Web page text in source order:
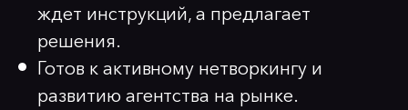
ждет инструкций, а предлагает
решения.
Готов к активному нетворкингу и
развитию агентства на рынке.